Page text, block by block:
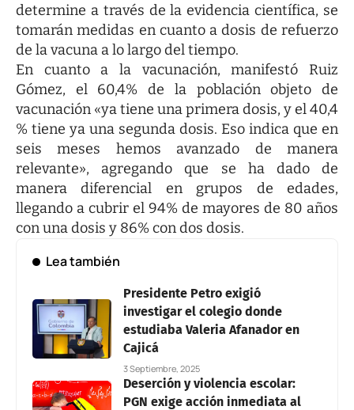
determine a través de la evidencia científica, se
tomarán medidas en cuanto a dosis de refuerzo
de la vacuna a lo largo del tiempo.
En cuanto a la vacunación, manifestó Ruiz
Gómez, el 60,4% de la población objeto de
vacunación «ya tiene una primera dosis, y el 40,4
% tiene ya una segunda dosis. Eso indica que en
seis meses hemos avanzado de manera
relevante», agregando que se ha dado de
manera diferencial en grupos de edades,
llegando a cubrir el 94% de mayores de 80 años
con una dosis y 86% con dos dosis.
Lea también
Presidente Petro exigió
investigar el colegio donde
estudiaba Valeria Afanador en
Cajicá
3 Septiembre, 2025
Deserción y violencia escolar:
PGN exige acción inmediata al